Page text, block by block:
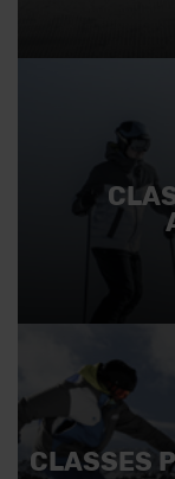
CLASSES